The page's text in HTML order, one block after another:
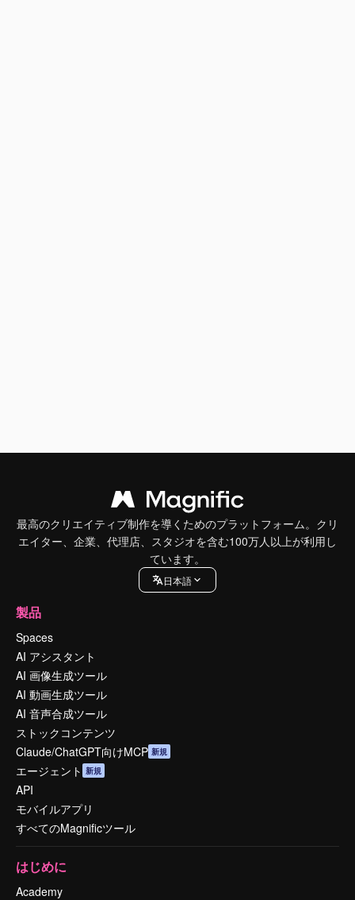
最高のクリエイティブ制作を導くためのプラットフォーム。クリ
エイター、企業、代理店、スタジオを含む100万人以上が利用し
ています。
日本語
製品
Spaces
AI アシスタント
AI 画像生成ツール
AI 動画生成ツール
AI 音声合成ツール
ストックコンテンツ
Claude/ChatGPT向けMCP 新規
エージェント 新規
API
モバイルアプリ
すべてのMagnificツール
はじめに
Academy